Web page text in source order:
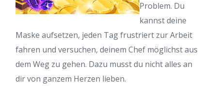
Problem. Du
kannst deine
Maske aufsetzen, jeden Tag frustriert zur Arbeit
fahren und versuchen, deinem Chef möglichst aus
dem Weg zu gehen. Dazu musst du nicht alles an
dir von ganzem Herzen lieben.